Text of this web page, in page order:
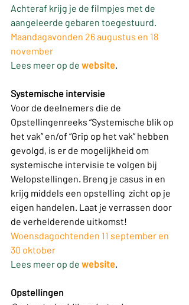
Achteraf krijg je de filmpjes met de
aangeleerde gebaren toegestuurd.
Maandagavonden 26 augustus en 18
november
Lees meer op de website.
Systemische intervisie
Voor de deelnemers die de
Opstellingenreeks “Systemische blik op
het vak” en/of “Grip op het vak” hebben
gevolgd, is er de mogelijkheid om
systemische intervisie te volgen bij
Welopstellingen. Breng je casus in en
krijg middels een opstelling  zicht op je
eigen handelen. Laat je verrassen door
de verhelderende uitkomst!
Woensdagochtenden 11 september en
30 oktober
Lees meer op de website.
Opstellingen